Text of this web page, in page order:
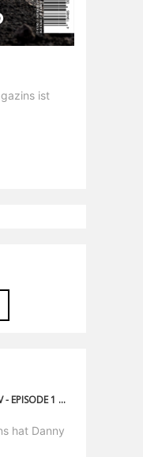
ist
DANNY MACASKILLS ARCHIV - EPISODE 1 - DIE GESCHICHTE HINTER DEM LOG SLIDE AUS WEE DAY OUT
hat Danny